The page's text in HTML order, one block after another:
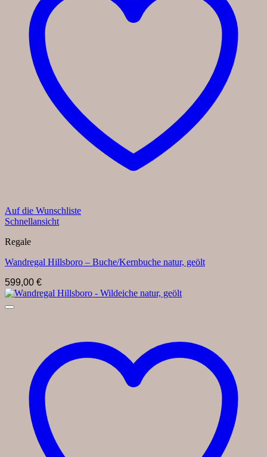
Auf die Wunschliste
Schnellansicht
Regale
Wandregal Hillsboro – Buche/Kernbuche natur, geölt
599,00 €